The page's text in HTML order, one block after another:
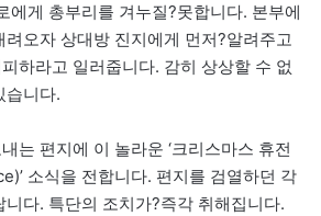
에게 총부리를 겨누질?못합니다. 본부에
오자 상대방 진지에게 먼저?알려주고
하라고 일러줍니다. 감히 상상할 수 없
습니다.
는 편지에 이 놀라운 ‘크리스마스 휴전
소식을 전합니다. 편지를 검열하던 각
다. 특단의 조치가?즉각 취해집니다.